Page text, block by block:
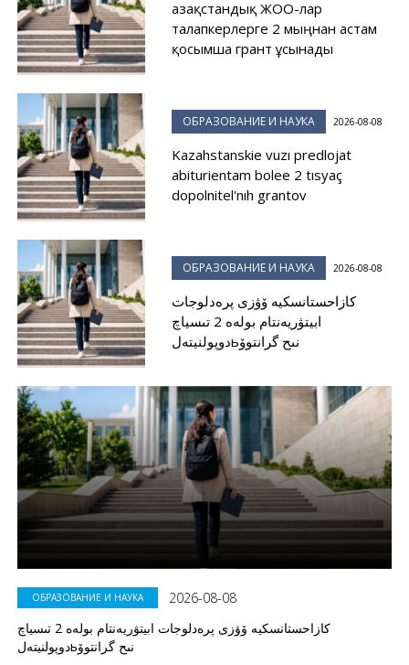
Қазақстандық ЖОО-лар
талапкерлерге 2 мыңнан астам
қосымша грант ұсынады
ОБРАЗОВАНИЕ И НАУКА 2026-08-08
Kazahstanskie vuzı predlojat
abiturientam bolee 2 tısyaç
dopolnitel'nıh grantov
ОБРАЗОВАНИЕ И НАУКА 2026-08-08
كازاحستانسكيە ۆۋزى پرەدلوجات
ابيتۋريەنتام بولەە 2 تىسياچ
دوپولنيتەلьنىح گرانتوۆ
ОБРАЗОВАНИЕ И НАУКА
2026-08-08
كازاحستانسكيە ۆۋزى پرەدلوجات ابيتۋريەنتام بولەە 2 تىسياچ
دوپولنيتەلьنىح گرانتوۆ